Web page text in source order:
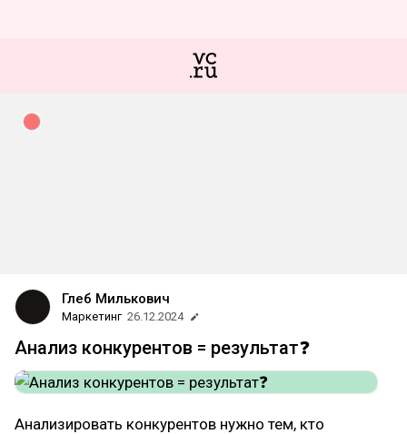
Глеб Милькович
Маркетинг 26.12.2024
Анализ конкурентов = результат❓
Анализировать конкурентов нужно тем, кто